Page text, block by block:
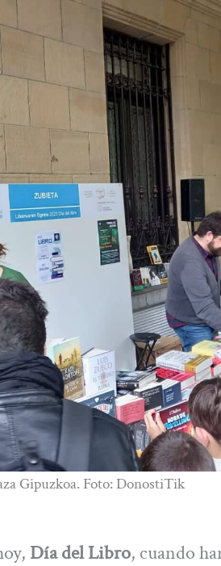
Gipuzkoa. Foto: DonostiTik
Día del Libro, cuando